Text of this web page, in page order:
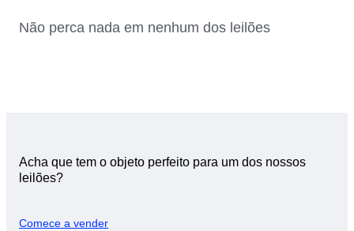
Não perca nada em nenhum dos leilões
Acha que tem o objeto perfeito para um dos nossos
leilões?
Comece a vender